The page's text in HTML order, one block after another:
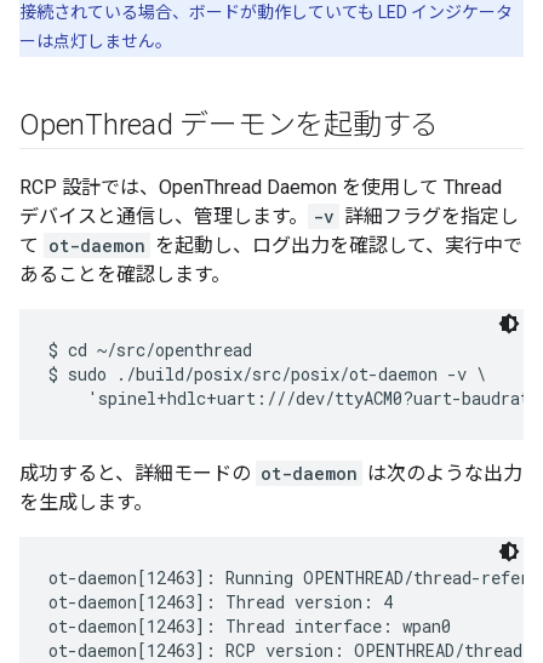
接続されている場合、ボードが動作していても LED インジケータ
ーは点灯しません。
OpenThread デーモンを起動する
RCP 設計では、OpenThread Daemon を使用して Thread
デバイスと通信し、管理します。
-v 詳細フラグを指定し
て ot-daemon を起動し、ログ出力を確認して、実行中で
あることを確認します。
$ cd ~/src/openthread
$ sudo ./build/posix/src/posix/ot-daemon -v \
成功すると、詳細モードの ot-daemon は次のような出力
を生成します。
ot-daemon[12463]: Running OPENTHREAD/thread-
ot-daemon[12463]: Thread version: 4
ot-daemon[12463]: Thread interface: wpan0